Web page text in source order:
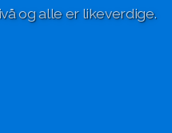
og alle er likeverdige.